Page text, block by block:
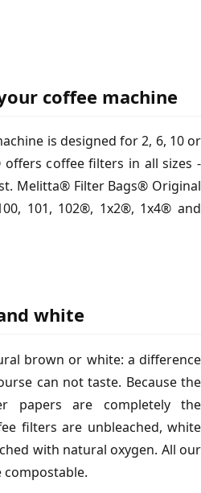
coffee machine
is designed for 2, 6, 10 or
coffee filters in all sizes -
Melitta® Filter Bags® Original
101, 102®, 1x2®, 1x4® and
white
brown or white: a difference
can not taste. Because the
papers are completely the
filters are unbleached, white
with natural oxygen. All our